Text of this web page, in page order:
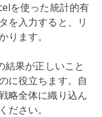
を使った統計的有
を入力すると、リ
ります。
果が正しいこと
に役立ちます。自
略全体に織り込ん
ださい。